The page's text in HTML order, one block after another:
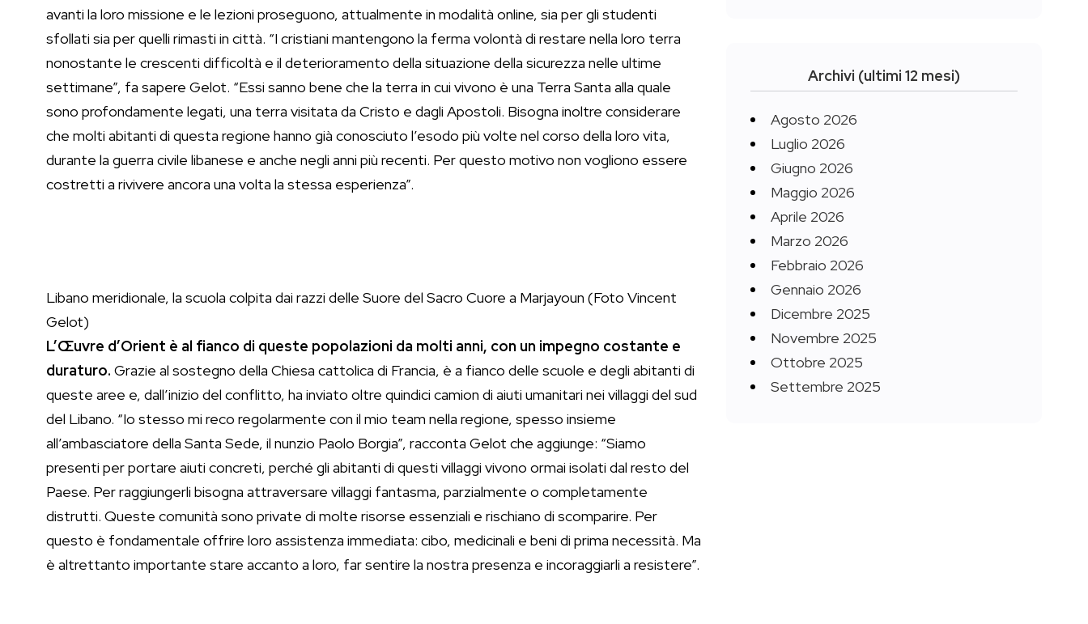
avanti la loro missione e le lezioni proseguono, attualmente in modalità online, sia per gli studenti
sfollati sia per quelli rimasti in città. “I cristiani mantengono la ferma volontà di restare nella loro terra
nonostante le crescenti difficoltà e il deterioramento della situazione della sicurezza nelle ultime
settimane”, fa sapere Gelot. “Essi sanno bene che la terra in cui vivono è una Terra Santa alla quale
sono profondamente legati, una terra visitata da Cristo e dagli Apostoli. Bisogna inoltre considerare
che molti abitanti di questa regione hanno già conosciuto l’esodo più volte nel corso della loro vita,
durante la guerra civile libanese e anche negli anni più recenti. Per questo motivo non vogliono essere
costretti a rivivere ancora una volta la stessa esperienza”.
Libano meridionale, la scuola colpita dai razzi delle Suore del Sacro Cuore a Marjayoun (Foto Vincent
Gelot)
L’Œuvre d’Orient è al fianco di queste popolazioni da molti anni, con un impegno costante e
duraturo. Grazie al sostegno della Chiesa cattolica di Francia, è a fianco delle scuole e degli abitanti di
queste aree e, dall’inizio del conflitto, ha inviato oltre quindici camion di aiuti umanitari nei villaggi del sud
del Libano. “Io stesso mi reco regolarmente con il mio team nella regione, spesso insieme
all’ambasciatore della Santa Sede, il nunzio Paolo Borgia”, racconta Gelot che aggiunge: “Siamo
presenti per portare aiuti concreti, perché gli abitanti di questi villaggi vivono ormai isolati dal resto del
Paese. Per raggiungerli bisogna attraversare villaggi fantasma, parzialmente o completamente
distrutti. Queste comunità sono private di molte risorse essenziali e rischiano di scomparire. Per
questo è fondamentale offrire loro assistenza immediata: cibo, medicinali e beni di prima necessità. Ma
è altrettanto importante stare accanto a loro, far sentire la nostra presenza e incoraggiarli a resistere”.
Archivi (ultimi 12 mesi)
Agosto 2026
Luglio 2026
Giugno 2026
Maggio 2026
Aprile 2026
Marzo 2026
Febbraio 2026
Gennaio 2026
Dicembre 2025
Novembre 2025
Ottobre 2025
Settembre 2025